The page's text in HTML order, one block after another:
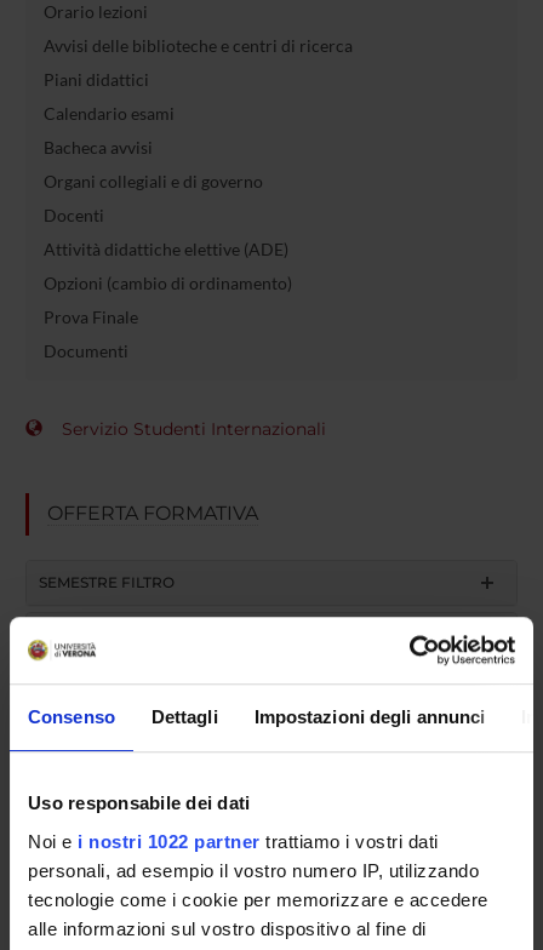
Consenso Dettagli Impostazioni degli annunci
Uso responsabile dei dati
Noi e i nostri 1022 partner trattiamo i vostri dati
personali, ad esempio il vostro numero IP, utilizzando
tecnologie come i cookie per memorizzare e accedere
alle informazioni sul vostro dispositivo al fine di
Orario lezioni
Avvisi delle biblioteche e centri di ricerca
Piani didattici
Calendario esami
Bacheca avvisi
Organi collegiali e di governo
Docenti
Attività didattiche elettive (ADE)
Opzioni (cambio di ordinamento)
Prova Finale
Documenti
Servizio Studenti Internazionali
OFFERTA FORMATIVA
SEMESTRE FILTRO
CORSI DI LAUREA MAGISTRALE
Corso a esaurimento (attivi gli anni successivi al primo)
Psichiatria - Didattica pratica di